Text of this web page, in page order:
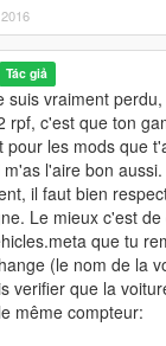
Tác giả
suis vraiment
rpf, c'est que ton
pour les mods que
l'aire bon
il faut bien
Le mieux c'est
que tu
(le nom de la
verifier que la
même compteur: